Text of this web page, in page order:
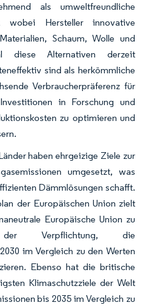
als umweltfreundliche
wobei Hersteller innovative
Schaum, Wolle und
diese Alternativen derzeit
sind als herkömmliche
Verbraucherpräferenz für
in Forschung und
zu optimieren und
haben ehrgeizige Ziele zur
umgesetzt, was
Dämmlösungen schafft.
der Europäischen Union zielt
Europäische Union zu
Verpflichtung, die
im Vergleich zu den Werten
Ebenso hat die britische
Klimaschutzziele der Welt
bis 2035 im Vergleich zu